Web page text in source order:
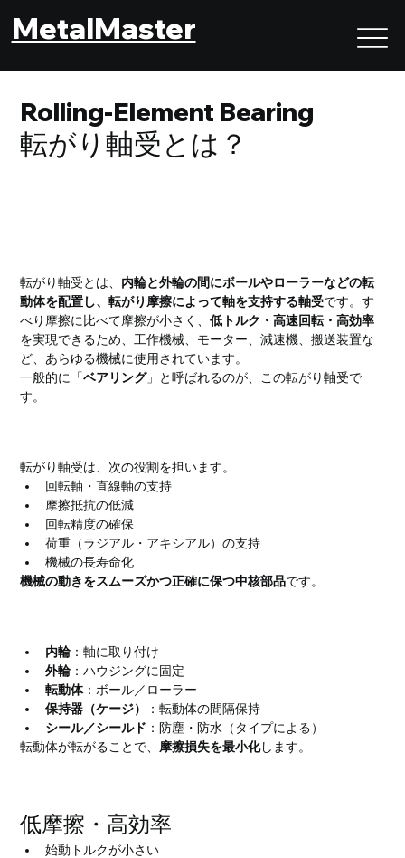
MetalMaster
Rolling-Element Bearing
転がり軸受とは？
転がり軸受とは、 内輪と外輪の間にボールやローラーなどの転
動体を配置し、転がり摩擦によって軸を支持する軸受です。す
べり摩擦に比べて摩擦が小さく、低トルク・高速回転・高効率
を実現できるため、工作機械、モーター、減速機、搬送装置な
ど、あらゆる機械に使用されています。
一般的に「ベアリング」と呼ばれるのが、この転がり軸受で
す。
転がり軸受は、次の役割を担います。
回転軸・直線軸の支持
摩擦抵抗の低減
回転精度の確保
荷重（ラジアル・アキシアル）の支持
機械の長寿命化
機械の動きをスムーズかつ正確に保つ中核部品です。
内輪：軸に取り付け
外輪：ハウジングに固定
転動体：ボール／ローラー
保持器（ケージ）
：転動体の間隔保持
シール／シールド ：防塵・防水（タイプによる）
転動体が転がることで、 摩擦損失を最小化します。
低摩擦・高効率
始動トルクが小さい